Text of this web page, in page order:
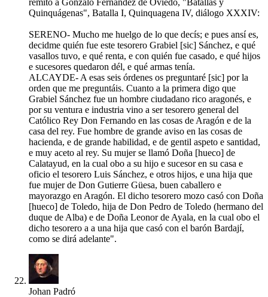
remito a Gonzalo Fernández de Oviedo, "Batallas y
Quinquágenas", Batalla I, Quinquagena IV, diálogo XXXIV:
SERENO- Mucho me huelgo de lo que decís; e pues ansí es,
decidme quién fue este tesorero Grabiel [sic] Sánchez, e qué
vasallos tuvo, e qué renta, e con quién fue casado, e qué hijos
e sucesores quedaron dél, e qué armas tenía.
ALCAYDE- A esas seis órdenes os preguntaré [sic] por la
orden que me preguntáis. Cuanto a la primera digo que
Grabiel Sánchez fue un hombre ciudadano rico aragonés, e
por su ventura e industria vino a ser tesorero general del
Católico Rey Don Fernando en las cosas de Aragón e de la
casa del rey. Fue hombre de grande aviso en las cosas de
hacienda, e de grande habilidad, e de gentil aspeto e santidad,
e muy aceto al rey. Su mujer se llamó Doña [hueco] de
Calatayud, en la cual obo a su hijo e sucesor en su casa e
oficio el tesorero Luis Sánchez, e otros hijos, e una hija que
fue mujer de Don Gutierre Güesa, buen caballero e
mayorazgo en Aragón. El dicho tesorero mozo casó con Doña
[hueco] de Toledo, hija de Don Pedro de Toledo (hermano del
duque de Alba) e de Doña Leonor de Ayala, en la cual obo el
dicho tesorero a a una hija que casó con el barón Bardají,
como se dirá adelante".
Johan Padró